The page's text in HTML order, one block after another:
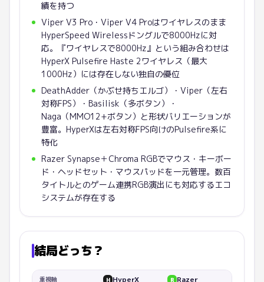
績を持つ
Viper V3 Pro・Viper V4 Proはワイヤレスのまま
HyperSpeed Wirelessドングルで8000Hzに対
応。『ワイヤレスで8000Hz』という組み合わせは
HyperX Pulsefire Haste 2ワイヤレス（最大
1000Hz）には存在しない独自の優位
DeathAdder（かぶせ持ちエルゴ）・Viper（左右
対称FPS）・Basilisk（多ボタン）・
Naga（MMO12+ボタン）と形状バリエーションが
豊富。HyperXは左右対称FPS向けのPulsefire系に
特化
Razer Synapse＋Chroma RGBでマウス・キーボー
ド・ヘッドセット・マウスパッドを一元管理。数百
タイトルとのゲーム連携RGB演出にも対応するエコ
システムが存在する
結局どっち？
重視軸 H HyperX R Razer